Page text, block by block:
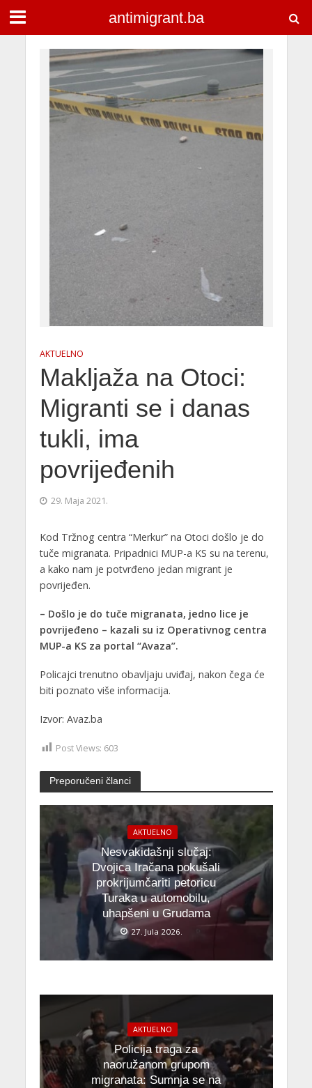
antimigrant.ba
AKTUELNO
Makljaža na Otoci:
Migranti se i danas
tukli, ima
povrijeđenih
29. Maja 2021.
Kod Tržnog centra “Merkur” na Otoci došlo je do
tuče migranata. Pripadnici MUP-a KS su na terenu,
a kako nam je potvrđeno jedan migrant je
povrijeđen.
– Došlo je do tuče migranata, jedno lice je
povrijeđeno – kazali su iz Operativnog centra
MUP-a KS za portal “Avaza”.
Policajci trenutno obavljaju uviđaj, nakon čega će
biti poznato više informacija.
Izvor: Avaz.ba
Post Views: 603
Preporučeni članci
AKTUELNO
Nesvakidašnji slučaj:
Dvojica Iračana pokušali
prokrijumčariti petoricu
Turaka u automobilu,
uhapšeni u Grudama
27. Jula 2026.
AKTUELNO
Policija traga za
naoružanom grupom
migranata: Sumnja se na